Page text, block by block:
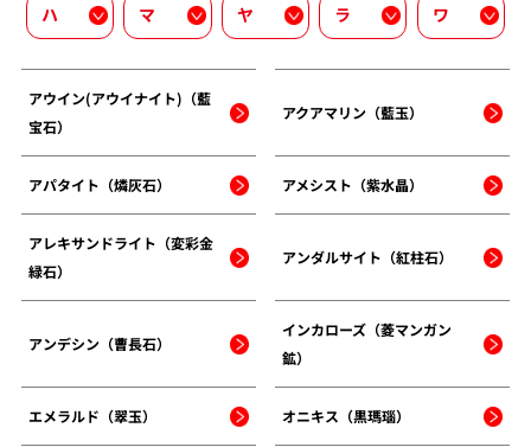
ハ マ ヤ ラ ワ
アウイン(アウイナイト)（藍
宝石）
アクアマリン（藍玉）
アパタイト（燐灰石） アメシスト（紫水晶）
アレキサンドライト（変彩金
緑石）
アンダルサイト（紅柱石）
アンデシン（曹長石）
インカローズ（菱マンガン
鉱）
エメラルド（翠玉） オニキス（黒瑪瑙）